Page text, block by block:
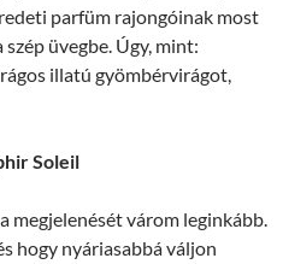
parfüm rajongóinak most
üvegbe. Úgy, mint:
illatú gyömbérvirágot,
Soleil
megjelenését várom leginkább.
hogy nyáriasabbá váljon